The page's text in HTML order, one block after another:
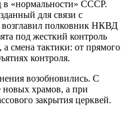
в «нормальности» СССР.
для связи с
полковник НКВД
под жесткий контроль
смена тактики: от прямого
контроля.
возобновились. С
новых храмов, а при
закрытия церквей.